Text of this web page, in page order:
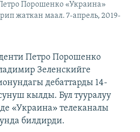
Порошенко «Украина»
жаткан маал. 7-апрель, 2019-
Петро Порошенко
Зеленскийге
дебаттарды 14-
кылды. Бул тууралуу
«Украина» телеканалы
билдирди.